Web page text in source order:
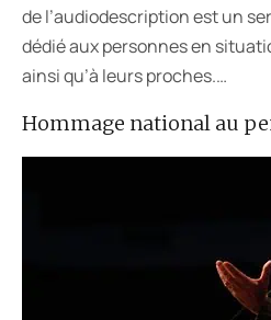
Hommage national au
de l’audiodescription est un
dédié aux personnes en
ainsi qu’à leurs proches.…